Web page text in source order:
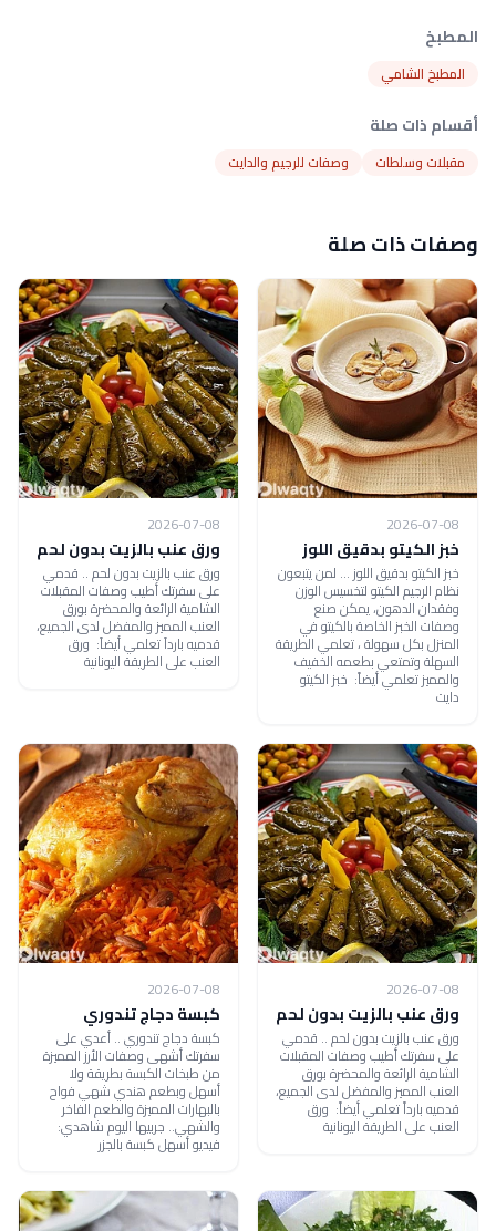
المطبخ
المطبخ الشامي
أقسام ذات صلة
مقبلات وسلطات وصفات للرجيم والدايت
وصفات ذات صلة
2026-07-08
خبز الكيتو بدقيق اللوز
خبز الكيتو بدقيق اللوز ... لمن يتبعون
نظام الرجيم الكيتو لتخسيس الوزن
وفقدان الدهون، يمكن صنع
وصفات الخبز الخاصة بالكيتو في
المنزل بكل سهولة ، تعلمي الطريقة
السهلة وتمتعي بطعمه الخفيف
والمميز تعلمي أيضاً: خبز الكيتو
دايت
2026-07-08
ورق عنب بالزيت بدون لحم
ورق عنب بالزيت بدون لحم .. قدمي
على سفرتك أطيب وصفات المقبلات
الشامية الرائعة والمحضرة بورق
العنب المميز والمفضل لدى الجميع،
قدميه بارداً تعلمي أيضاً: ورق
العنب على الطريقة اليونانية
2026-07-08
ورق عنب بالزيت بدون لحم
ورق عنب بالزيت بدون لحم .. قدمي
على سفرتك أطيب وصفات المقبلات
الشامية الرائعة والمحضرة بورق
العنب المميز والمفضل لدى الجميع،
قدميه بارداً تعلمي أيضاً: ورق
العنب على الطريقة اليونانية
2026-07-08
كبسة دجاج تندوري
كبسة دجاج تندوري .. أعدي على
سفرتك أشهى وصفات الأرز المميزة
من طبخات الكبسة بطريقة ولا
أسهل وبطعم هندي شهي فواح
بالبهارات المميزة والطعم الفاخر
والشهي.. جربيها اليوم شاهدي:
فيديو أسهل كبسة بالجزر